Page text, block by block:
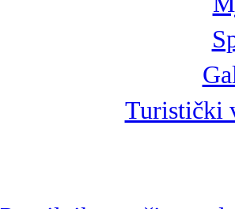
Turistički